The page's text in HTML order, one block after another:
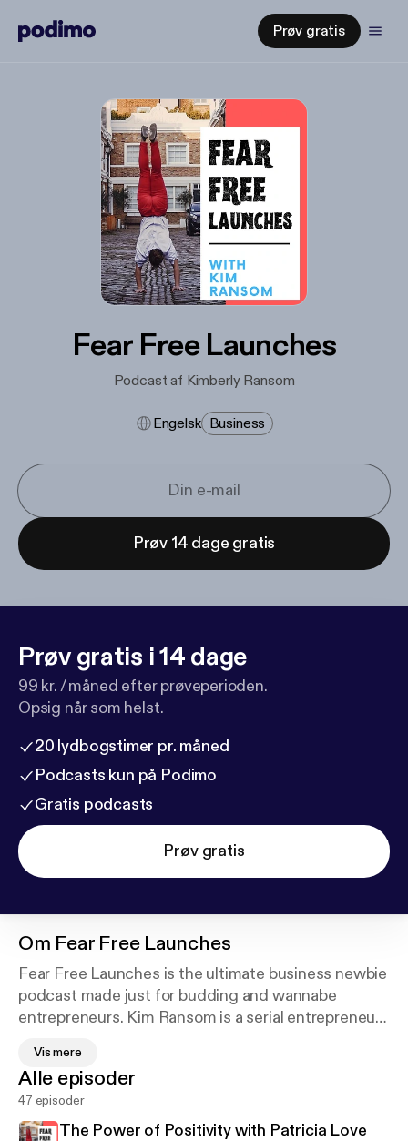
Prøv gratis
Fear Free Launches
Podcast af Kimberly Ransom
Engelsk Business
Prøv 14 dage gratis
Prøv gratis i 14 dage
99 kr. / måned efter prøveperioden.
Opsig når som helst.
20 lydbogstimer pr. måned
Podcasts kun på Podimo
Gratis podcasts
Prøv gratis
Om Fear Free Launches
Fear Free Launches is the ultimate business newbie
podcast made just for budding and wannabe
entrepreneurs. Kim Ransom is a serial entrepreneur
successful ventures grossing seven figures and
impacting lives in the kids fitness industries. Join us
each week as she teaches valuable business
lessons packed with mindset and tactical
Vis mere
Alle episoder
47 episoder
The Power of Positivity with Patricia Love